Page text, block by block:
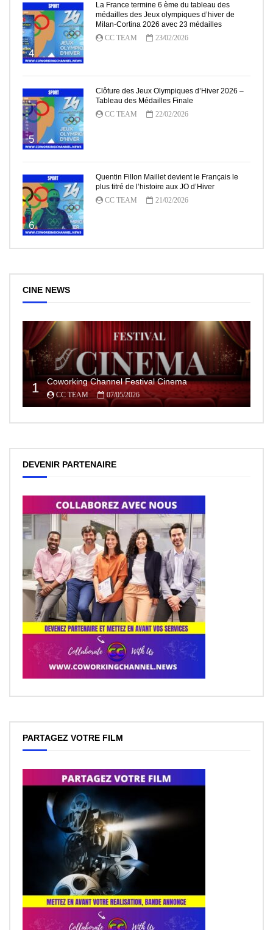
4
La France termine 6 ème du tableau des
médailles des Jeux olympiques d’hiver de
Milan-Cortina 2026 avec 23 médailles
CC TEAM
23/02/2026
5
Clôture des Jeux Olympiques d’Hiver 2026 –
Tableau des Médailles Finale
CC TEAM
22/02/2026
6
Quentin Fillon Maillet devient le Français le
plus titré de l’histoire aux JO d’Hiver
CC TEAM
21/02/2026
CINE NEWS
1 Coworking Channel Festival Cinema
CC TEAM 07/05/2026
DEVENIR PARTENAIRE
PARTAGEZ VOTRE FILM